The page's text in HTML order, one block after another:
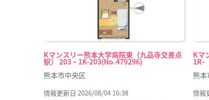
Kマンスリー熊本大学病院東（九品寺交差点
駅） 203・1K-203(No.479296)
熊本市中央区
情報更新日 2026/08/04 16:38
Kマ
1R-
熊本
情報